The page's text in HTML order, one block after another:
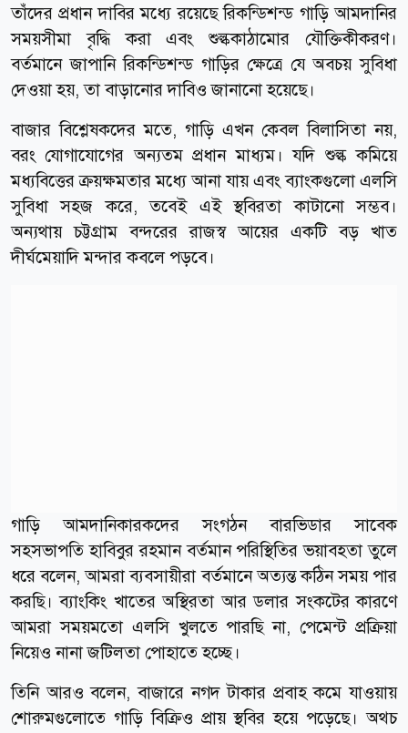
তাঁদের প্রধান দাবির মধ্যে রয়েছে রিকন্ডিশন্ড গাড়ি আমদানির
সময়সীমা বৃদ্ধি করা এবং শুল্ককাঠামোর যৌক্তিকীকরণ।
বর্তমানে জাপানি রিকন্ডিশন্ড গাড়ির ক্ষেত্রে যে অবচয় সুবিধা
দেওয়া হয়, তা বাড়ানোর দাবিও জানানো হয়েছে।
বাজার বিশ্লেষকদের মতে, গাড়ি এখন কেবল বিলাসিতা নয়,
বরং যোগাযোগের অন্যতম প্রধান মাধ্যম। যদি শুল্ক কমিয়ে
মধ্যবিত্তের ক্রয়ক্ষমতার মধ্যে আনা যায় এবং ব্যাংকগুলো এলসি
সুবিধা সহজ করে, তবেই এই স্থবিরতা কাটানো সম্ভব।
অন্যথায় চট্টগ্রাম বন্দরের রাজস্ব আয়ের একটি বড় খাত
দীর্ঘমেয়াদি মন্দার কবলে পড়বে।
গাড়ি আমদানিকারকদের সংগঠন বারভিডার সাবেক
সহসভাপতি হাবিবুর রহমান বর্তমান পরিস্থিতির ভয়াবহতা তুলে
ধরে বলেন, আমরা ব্যবসায়ীরা বর্তমানে অত্যন্ত কঠিন সময় পার
করছি। ব্যাংকিং খাতের অস্থিরতা আর ডলার সংকটের কারণে
আমরা সময়মতো এলসি খুলতে পারছি না, পেমেন্ট প্রক্রিয়া
নিয়েও নানা জটিলতা পোহাতে হচ্ছে।
তিনি আরও বলেন, বাজারে নগদ টাকার প্রবাহ কমে যাওয়ায়
শোরুমগুলোতে গাড়ি বিক্রিও প্রায় স্থবির হয়ে পড়েছে। অথচ